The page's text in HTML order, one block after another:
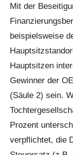
Mit der
beispielsweise
Hauptsitzen
Gewinner der
(Säule 2) sein.
Prozent
verpflichtet, die